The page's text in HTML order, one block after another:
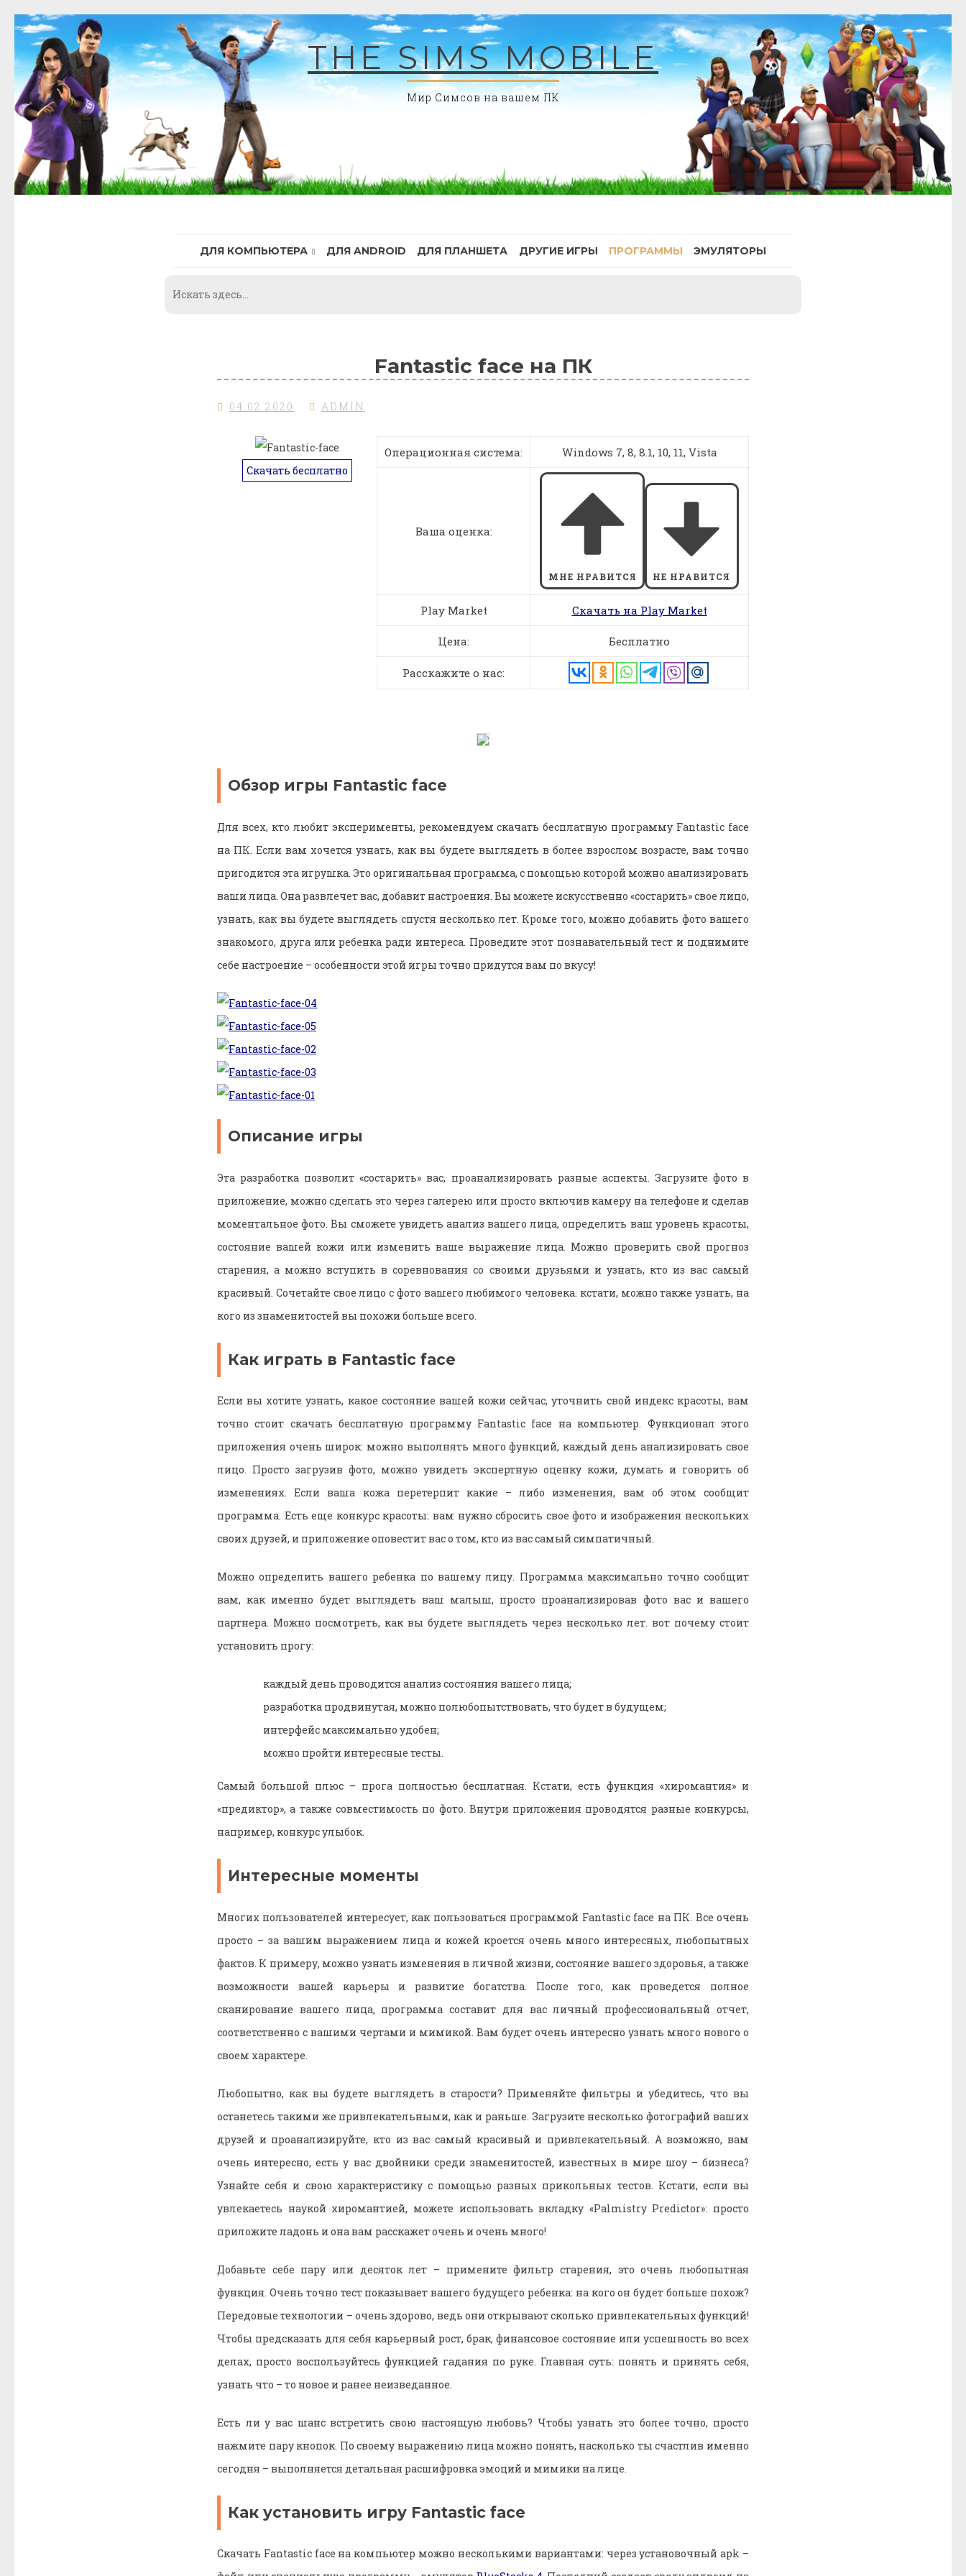
Skip
to
content
THE SIMS MOBILE
Мир Симсов на вашем ПК
ДЛЯ КОМПЬЮТЕРА ДЛЯ ANDROID ДЛЯ ПЛАНШЕТА ДРУГИЕ ИГРЫ ПРОГРАММЫ ЭМУЛЯТОРЫ
Fantastic face на ПК
04.02.2020 ADMIN
Скачать бесплатно
Операционная система: Windows 7, 8, 8.1, 10, 11, Vista
Ваша оценка:
МНЕ НРАВИТСЯ НЕ НРАВИТСЯ
Play Market Скачать на Play Market
Цена: Бесплатно
Расскажите о нас:
Обзор игры Fantastic face
Для всех, кто любит эксперименты, рекомендуем скачать бесплатную программу Fantastic face
на ПК. Если вам хочется узнать, как вы будете выглядеть в более взрослом возрасте, вам точно
пригодится эта игрушка. Это оригинальная программа, с помощью которой можно анализировать
ваши лица. Она развлечет вас, добавит настроения. Вы можете искусственно «состарить» свое лицо,
узнать, как вы будете выглядеть спустя несколько лет. Кроме того, можно добавить фото вашего
знакомого, друга или ребенка ради интереса. Проведите этот познавательный тест и поднимите
себе настроение – особенности этой игры точно придутся вам по вкусу!
Описание игры
Эта разработка позволит «состарить» вас, проанализировать разные аспекты. Загрузите фото в
приложение, можно сделать это через галерею или просто включив камеру на телефоне и сделав
моментальное фото. Вы сможете увидеть анализ вашего лица, определить ваш уровень красоты,
состояние вашей кожи или изменить ваше выражение лица. Можно проверить свой прогноз
старения, а можно вступить в соревнования со своими друзьями и узнать, кто из вас самый
красивый. Сочетайте свое лицо с фото вашего любимого человека. кстати, можно также узнать, на
кого из знаменитостей вы похожи больше всего.
Как играть в Fantastic face
Если вы хотите узнать, какое состояние вашей кожи сейчас, уточнить свой индекс красоты, вам
точно стоит скачать бесплатную программу Fantastic face на компьютер. Функционал этого
приложения очень широк: можно выполнять много функций, каждый день анализировать свое
лицо. Просто загрузив фото, можно увидеть экспертную оценку кожи, думать и говорить об
изменениях. Если ваша кожа перетерпит какие – либо изменения, вам об этом сообщит
программа. Есть еще конкурс красоты: вам нужно сбросить свое фото и изображения нескольких
своих друзей, и приложение оповестит вас о том, кто из вас самый симпатичный.
Можно определить вашего ребенка по вашему лицу. Программа максимально точно сообщит
вам, как именно будет выглядеть ваш малыш, просто проанализировав фото вас и вашего
партнера. Можно посмотреть, как вы будете выглядеть через несколько лет. вот почему стоит
установить прогу:
каждый день проводится анализ состояния вашего лица;
разработка продвинутая, можно полюбопытствовать, что будет в будущем;
интерфейс максимально удобен;
можно пройти интересные тесты.
Самый большой плюс – прога полностью бесплатная. Кстати, есть функция «хиромантия» и
«предиктор», а также совместимость по фото. Внутри приложения проводятся разные конкурсы,
например, конкурс улыбок.
Интересные моменты
Многих пользователей интересует, как пользоваться программой Fantastic face на ПК. Все очень
просто – за вашим выражением лица и кожей кроется очень много интересных, любопытных
фактов. К примеру, можно узнать изменения в личной жизни, состояние вашего здоровья, а также
возможности вашей карьеры и развитие богатства. После того, как проведется полное
сканирование вашего лица, программа составит для вас личный профессиональный отчет,
соответственно с вашими чертами и мимикой. Вам будет очень интересно узнать много нового о
своем характере.
Любопытно, как вы будете выглядеть в старости? Применяйте фильтры и убедитесь, что вы
останетесь такими же привлекательными, как и раньше. Загрузите несколько фотографий ваших
друзей и проанализируйте, кто из вас самый красивый и привлекательный. А возможно, вам
очень интересно, есть у вас двойники среди знаменитостей, известных в мире шоу – бизнеса?
Узнайте себя и свою характеристику с помощью разных прикольных тестов. Кстати, если вы
увлекаетесь наукой хиромантией, можете использовать вкладку «Palmistry Predictor»: просто
приложите ладонь и она вам расскажет очень и очень много!
Добавьте себе пару или десяток лет – примените фильтр старения, это очень любопытная
функция. Очень точно тест показывает вашего будущего ребенка: на кого он будет больше похож?
Передовые технологии – очень здорово, ведь они открывают сколько привлекательных функций!
Чтобы предсказать для себя карьерный рост, брак, финансовое состояние или успешность во всех
делах, просто воспользуйтесь функцией гадания по руке. Главная суть: понять и принять себя,
узнать что – то новое и ранее неизведанное.
Есть ли у вас шанс встретить свою настоящую любовь? Чтобы узнать это более точно, просто
нажмите пару кнопок. По своему выражению лица можно понять, насколько ты счастлив именно
сегодня – выполняется детальная расшифровка эмоций и мимики на лице.
Как установить игру Fantastic face
Скачать Fantastic face на компьютер можно несколькими вариантами: через установочный apk –